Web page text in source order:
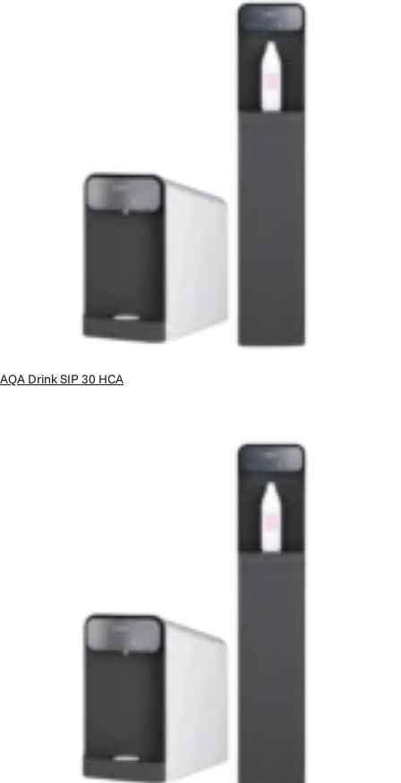
AQA Drink SIP 30 HCA